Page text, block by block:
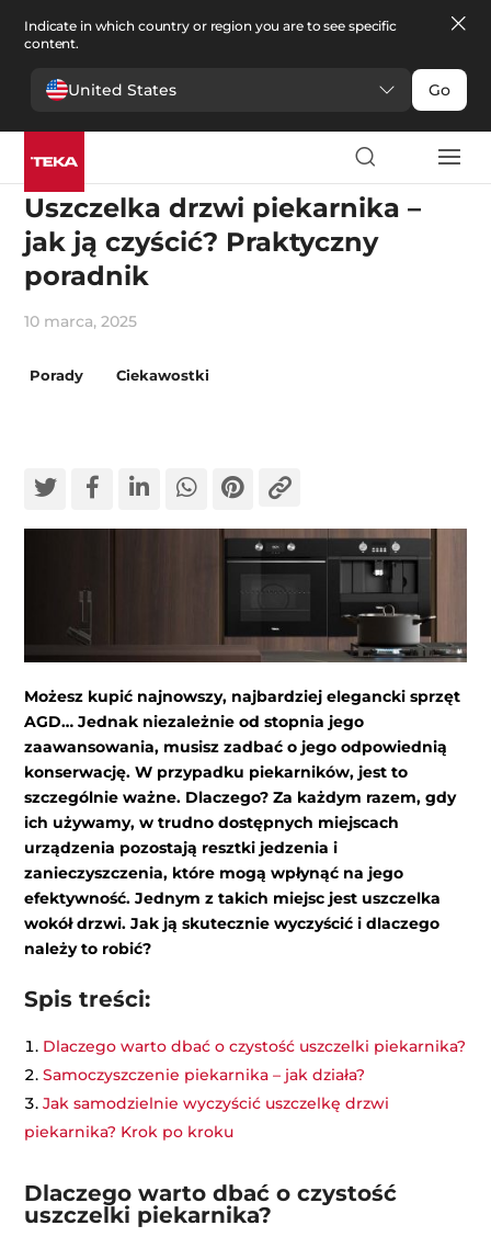
Indicate in which country or region you are to see specific
content.
United States Go
Innowacje
Uszczelka drzwi piekarnika –
jak ją czyścić? Praktyczny
poradnik
10 marca, 2025
Porady Ciekawostki
Możesz kupić najnowszy, najbardziej elegancki sprzęt
AGD… Jednak niezależnie od stopnia jego
zaawansowania, musisz zadbać o jego odpowiednią
konserwację. W przypadku piekarników, jest to
szczególnie ważne. Dlaczego? Za każdym razem, gdy
ich używamy, w trudno dostępnych miejscach
urządzenia pozostają resztki jedzenia i
zanieczyszczenia, które mogą wpłynąć na jego
efektywność. Jednym z takich miejsc jest uszczelka
wokół drzwi. Jak ją skutecznie wyczyścić i dlaczego
należy to robić?
Spis treści:
Dlaczego warto dbać o czystość uszczelki piekarnika?
Samoczyszczenie piekarnika – jak działa?
Jak samodzielnie wyczyścić uszczelkę drzwi
piekarnika? Krok po kroku
Dlaczego warto dbać o czystość
uszczelki piekarnika?